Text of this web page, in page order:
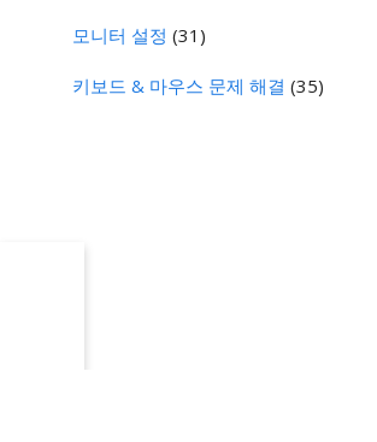
모니터 설정 (31)
키보드 & 마우스 문제 해결 (35)